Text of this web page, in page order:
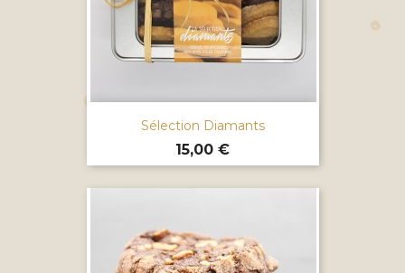
Sélection Diamants
Prix
15,00 €